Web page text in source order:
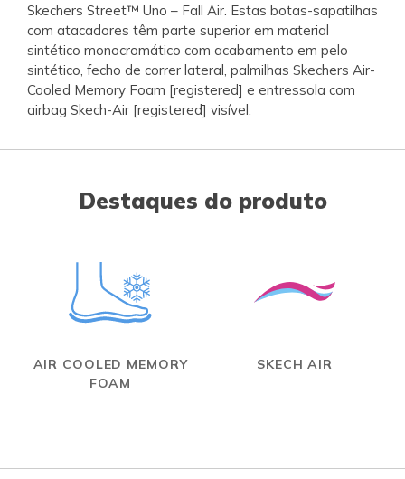
Skechers Street™ Uno – Fall Air. Estas botas-sapatilhas
com atacadores têm parte superior em material
sintético monocromático com acabamento em pelo
sintético, fecho de correr lateral, palmilhas Skechers Air-
Cooled Memory Foam [registered] e entressola com
airbag Skech-Air [registered] visível.
Destaques do produto
AIR COOLED MEMORY
FOAM
SKECH AIR